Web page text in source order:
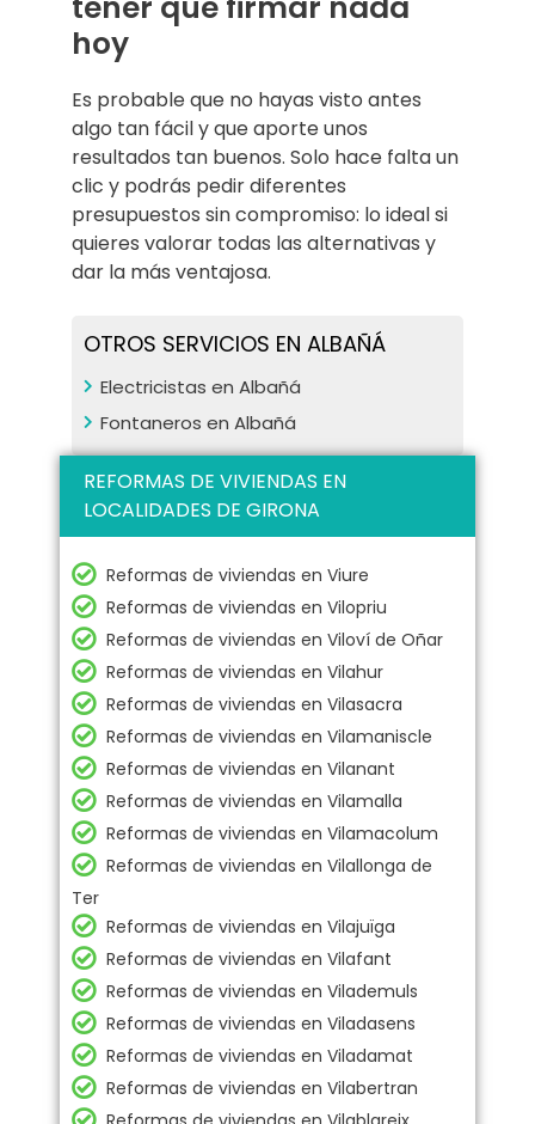
hoy
Es probable que no hayas visto antes
algo tan fácil y que aporte unos
resultados tan buenos. Solo hace falta un
clic y podrás pedir diferentes
presupuestos sin compromiso: lo ideal si
quieres valorar todas las alternativas y
dar la más ventajosa.
OTROS SERVICIOS EN ALBAÑÁ
Electricistas en Albañá
Fontaneros en Albañá
REFORMAS DE VIVIENDAS EN
LOCALIDADES DE GIRONA
Reformas de viviendas en Viure
Reformas de viviendas en Vilopriu
Reformas de viviendas en Viloví de Oñar
Reformas de viviendas en Vilahur
Reformas de viviendas en Vilasacra
Reformas de viviendas en Vilamaniscle
Reformas de viviendas en Vilanant
Reformas de viviendas en Vilamalla
Reformas de viviendas en Vilamacolum
Reformas de viviendas en Vilallonga de
Ter
Reformas de viviendas en Vilajuïga
Reformas de viviendas en Vilafant
Reformas de viviendas en Vilademuls
Reformas de viviendas en Viladasens
Reformas de viviendas en Viladamat
Reformas de viviendas en Vilabertran